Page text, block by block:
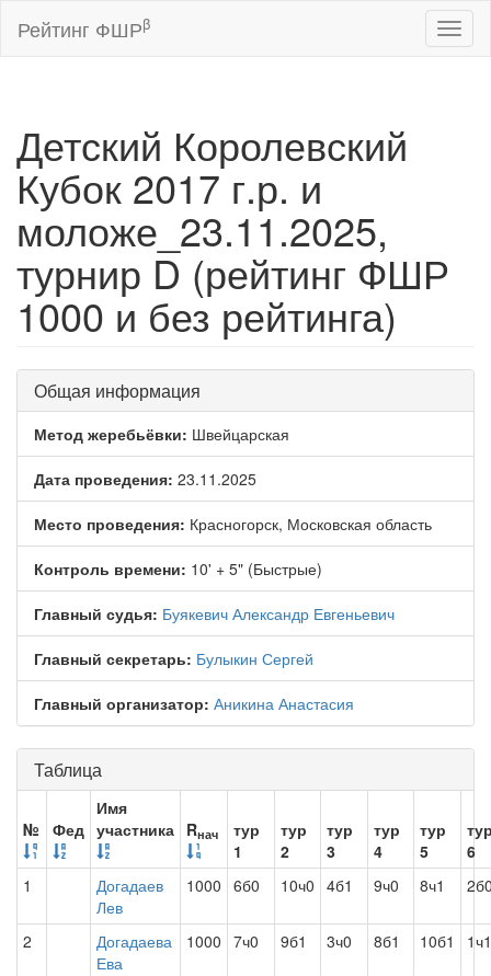
Рейтинг ФШРβ
Детский Королевский
Кубок 2017 г.р. и
моложе_23.11.2025,
турнир D (рейтинг ФШР
1000 и без рейтинга)
Общая информация
Метод жеребьёвки: Швейцарская
Дата проведения: 23.11.2025
Место проведения: Красногорск, Московская область
Контроль времени: 10' + 5" (Быстрые)
Главный судья: Буякевич Александр Евгеньевич
Главный секретарь: Булыкин Сергей
Главный организатор: Аникина Анастасия
Таблица
№ Фед
Имя
участника Rнач
тур
1
тур
2
тур
3
тур
4
тур
5
6
1
Догадаев
Лев
1000 6б0 10ч0 4б1 9ч0 8ч1
2
Догадаева
Ева
1000 7ч0 9б1 3ч0 8б1 10б1 1ч1